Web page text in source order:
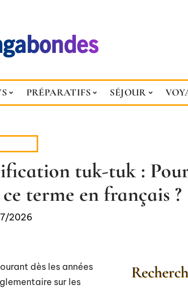
PRÉPARATIFS SÉJOUR
tuk-tuk :
terme en français ?
2026
dès les années
sur les